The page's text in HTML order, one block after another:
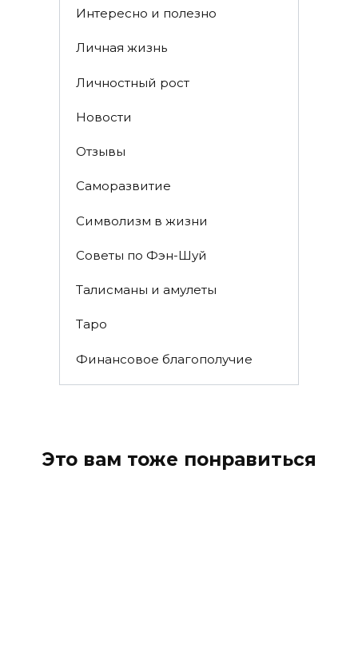
Интересно и полезно
Личная жизнь
Личностный рост
Новости
Отзывы
Саморазвитие
Символизм в жизни
Советы по Фэн-Шуй
Талисманы и амулеты
Таро
Финансовое благополучие
Это вам тоже понравиться